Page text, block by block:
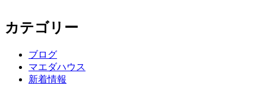
カテゴリー
ブログ
マエダハウス
新着情報